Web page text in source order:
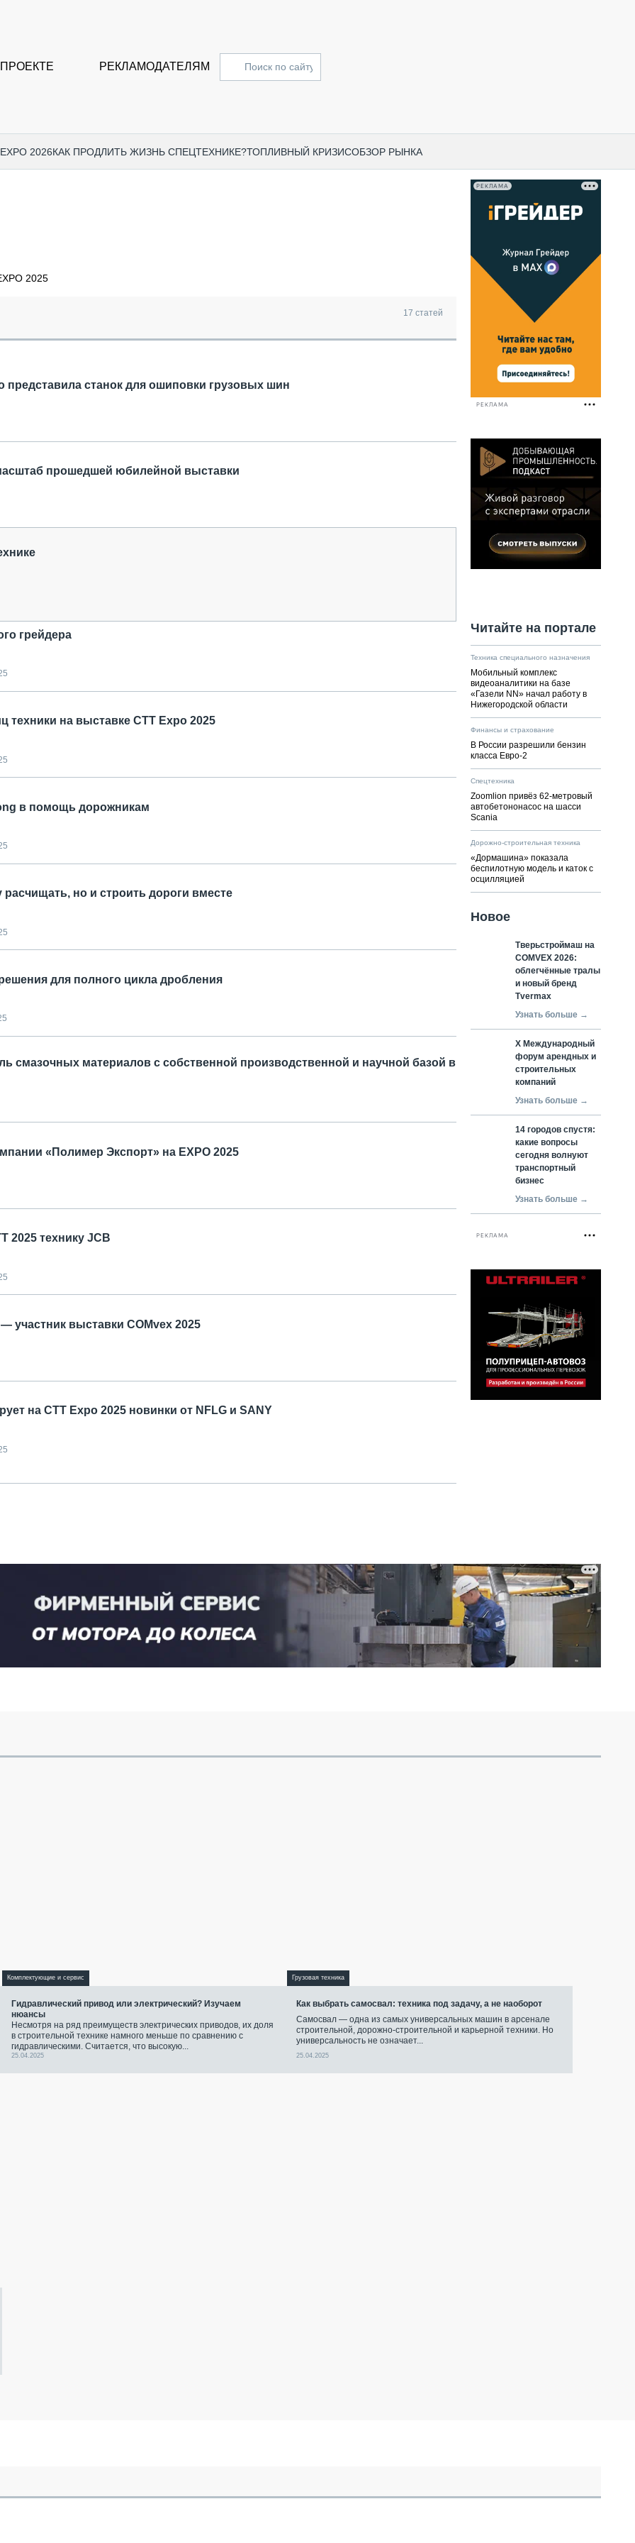
РЕКЛАМОДАТЕЛЯМ
2026КАК ПРОДЛИТЬ ЖИЗНЬ СПЕЦТЕХНИКЕ?ТОПЛИВНЫЙ КРИЗИСОБЗОР РЫНКА
КОМТРАНС 2021
БЛИЖАЙШИЕ МЕРОПРИЯТИЯ
ПАССАЖИРСКИЙ ТРАНСПОРТ
АВТОМАТИЗАЦИЯ И ТЕХНОЛОГИИ
2025
17 статей
представила станок для ошиповки грузовых шин
прошедшей юбилейной выставки
грейдера
техники на выставке СТТ Expo 2025
в помощь дорожникам
но и строить дороги вместе
для полного цикла дробления
смазочных материалов с собственной производственной и научной базой в
«Полимер Экспорт» на EXPO 2025
технику JCB
выставки COMvex 2025
на СТТ Expo 2025 новинки от NFLG и SANY
РЕКЛАМА
РЕКЛАМА
Читайте на портале
Техника специального назначения
Мобильный комплекс
видеоаналитики на базе
«Газели NN» начал работу в
Нижегородской области
Финансы и страхование
В России разрешили бензин
класса Евро-2
Спецтехника
Zoomlion привёз 62-метровый
автобетононасос на шасси
Scania
Дорожно-строительная техника
«Дормашина» показала
беспилотную модель и каток с
осцилляцией
Новое
Тверьстроймаш на
COMVEX 2026:
облегчённые тралы
и новый бренд
Tvermax
Узнать больше →
X Международный
форум арендных и
строительных
компаний
Узнать больше →
14 городов спустя:
какие вопросы
сегодня волнуют
транспортный
бизнес
Узнать больше →
РЕКЛАМА
Комплектующие и сервис
Гидравлический привод или электрический? Изучаем
нюансы
Несмотря на ряд преимуществ электрических приводов, их доля
в строительной технике намного меньше по сравнению с
гидравлическими. Считается, что высокую...
25.04.2025
Грузовая техника
Как выбрать самосвал: техника под задачу, а не наоборот
Самосвал — одна из самых универсальных машин в арсенале
строительной, дорожно-строительной и карьерной техники. Но
универсальность не означает...
25.04.2025